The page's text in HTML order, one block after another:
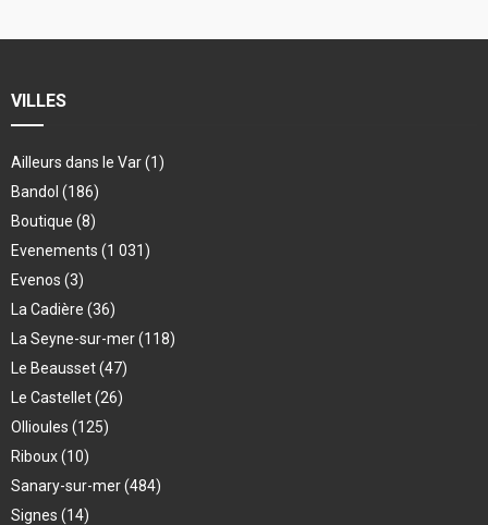
VILLES
Ailleurs dans le Var(1)
Bandol (186)
Boutique (8)
Evenements (1 031)
Evenos (3)
La Cadière (36)
La Seyne-sur-mer(118)
Le Beausset(47)
Le Castellet(26)
Ollioules (125)
Riboux(10)
Sanary-sur-mer(484)
Signes (14)